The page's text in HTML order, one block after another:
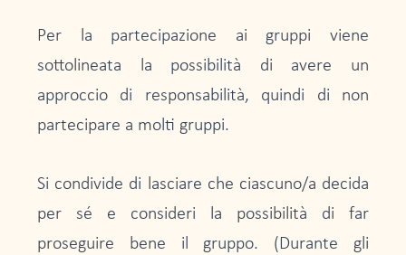
Per la partecipazione ai gruppi viene
sottolineata la possibilità di avere un
approccio di responsabilità, quindi di non
partecipare a molti gruppi.
Si condivide di lasciare che ciascuno/a decida
per sé e consideri la possibilità di far
proseguire bene il gruppo. (Durante gli